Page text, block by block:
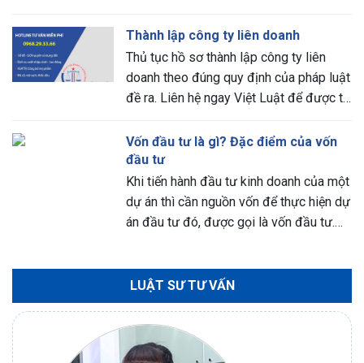
cụ thể như thế nào? Giấy tờ, hồ sơ cần
[…]
Thành lập công ty liên doanh
Thủ tục hồ sơ thành lập công ty liên
doanh theo đúng quy định của pháp luật
đề ra. Liên hệ ngay Việt Luật để được tư
256
Vốn đầu tư là gì? Đặc điểm của vốn
đầu tư
Khi tiến hành đầu tư kinh doanh của một
dự án thì cần nguồn vốn để thực hiện dự
án đầu tư đó, được gọi là vốn đầu tư.
nguồn vốn đầu tư
LUẬT SƯ TƯ VẤN